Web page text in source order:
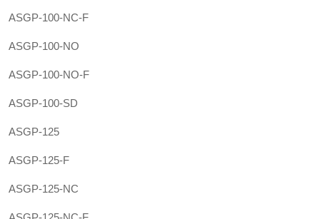
ASGP-100-NC-F
ASGP-100-NO
ASGP-100-NO-F
ASGP-100-SD
ASGP-125
ASGP-125-F
ASGP-125-NC